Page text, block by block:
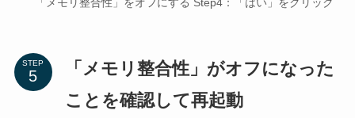
STEP
「メモリ整合性」がオフになった
ことを確認して再起動